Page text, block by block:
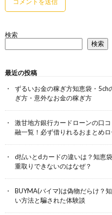
検索
検索
最近の投稿
ずるいお金の稼ぎ方知恵袋・5ch
ぎ方・意外なお金の稼ぎ方
激甘地方銀行カードローンの口
融一覧！必ず借りれるおまとめ
d払いとdカードの違いは？知恵
重取りできないのはなぜ？
BUYMA(バイマ)は偽物だらけ？
い方法と騙された体験談